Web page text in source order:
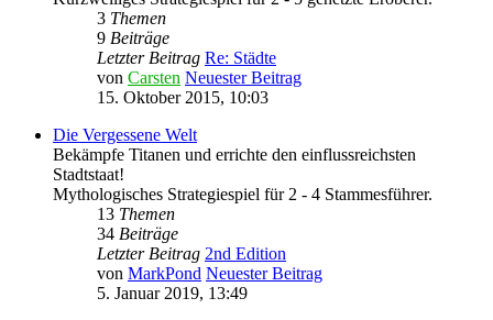
3 Themen
9 Beiträge
Letzter Beitrag Re: Städte
von Carsten Neuester Beitrag
15. Oktober 2015, 10:03
Die Vergessene Welt
Bekämpfe Titanen und errichte den einflussreichsten
Stadtstaat!
Mythologisches Strategiespiel für 2 - 4 Stammesführer.
13 Themen
34 Beiträge
Letzter Beitrag 2nd Edition
von MarkPond Neuester Beitrag
5. Januar 2019, 13:49